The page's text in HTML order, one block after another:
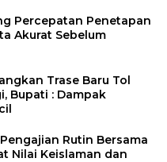
Percepatan Penetapan
Akurat Sebelum
Trase Baru Tol
Bupati : Dampak
Rutin Bersama
Nilai Keislaman dan